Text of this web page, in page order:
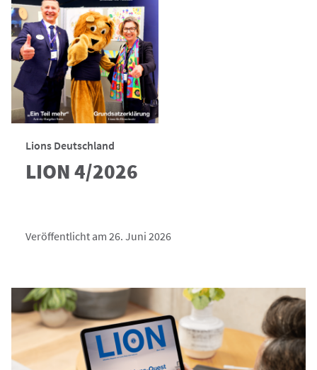
Lions Deutschland
LION 4/2026
Veröffentlicht am 26. Juni 2026